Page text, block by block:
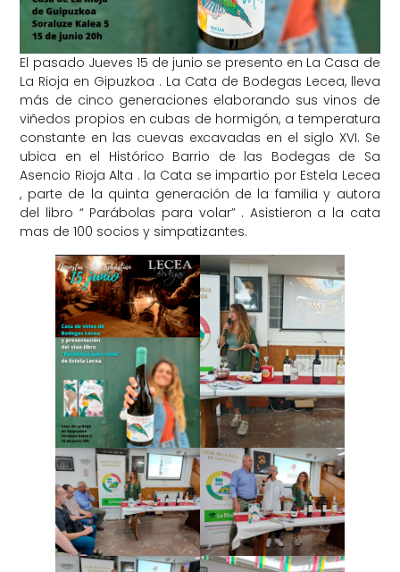
El pasado Jueves 15 de junio se presento en La Casa de
La Rioja en Gipuzkoa . La Cata de Bodegas Lecea, lleva
más de cinco generaciones elaborando sus vinos de
viñedos propios en cubas de hormigón, a temperatura
constante en las cuevas excavadas en el siglo XVI. Se
ubica en el Histórico Barrio de las Bodegas de Sa
Asencio Rioja Alta . la Cata se impartio por Estela Lecea
, parte de la quinta generación de la familia y autora
del libro “ Parábolas para volar” . Asistieron a la cata
mas de 100 socios y simpatizantes.